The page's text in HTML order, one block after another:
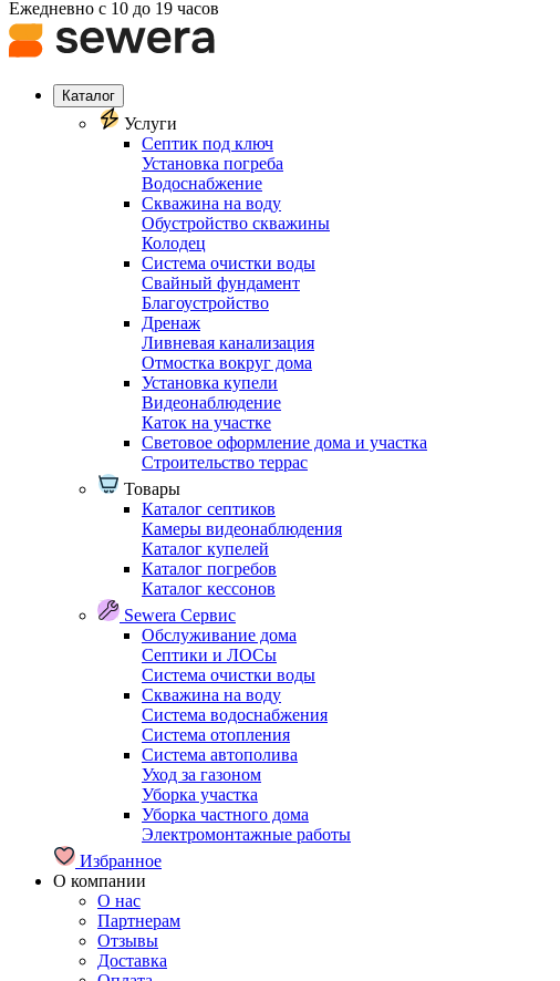
Ежедневно с 10 до 19 часов
Каталог
Услуги
Септик под ключ
Установка погреба
Водоснабжение
Скважина на воду
Обустройство скважины
Колодец
Система очистки воды
Свайный фундамент
Благоустройство
Дренаж
Ливневая канализация
Отмостка вокруг дома
Установка купели
Видеонаблюдение
Каток на участке
Световое оформление дома и участка
Строительство террас
Товары
Каталог септиков
Камеры видеонаблюдения
Каталог купелей
Каталог погребов
Каталог кессонов
Sewera Сервис
Обслуживание дома
Септики и ЛОСы
Система очистки воды
Скважина на воду
Система водоснабжения
Система отопления
Система автополива
Уход за газоном
Уборка участка
Уборка частного дома
Электромонтажные работы
Избранное
О компании
О нас
Партнерам
Отзывы
Доставка